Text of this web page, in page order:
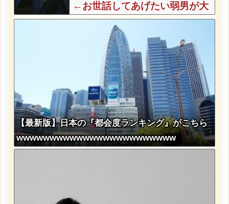
←お世話してあげたい弱男が大
量沸きしてしまうw w w w w w
【最新版】日本の『都会度ランキング』がこちら
wwwwwwwwwwwwwwwwwwwwwwww